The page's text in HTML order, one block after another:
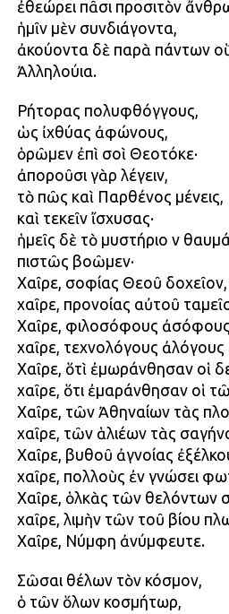
ἐθεώρει πᾶσι προσιτὸν
ἡμῖν μὲν συνδιάγοντα,
ἀκούοντα δὲ παρὰ πάντων
Ἀλληλούια.
Ρήτορας πολυφθόγγους,
ὡς ἰχθύας ἀφώνους,
ὁρῶμεν ἐπὶ σοὶ Θεοτόκε·
ἀποροῦσι γὰρ λέγειν,
τὸ πῶς καὶ Παρθένος μένεις,
καὶ τεκεῖν ἴσχυσας·
ἡμεῖς δὲ τὸ μυστήριο ν
πιστῶς βοῶμεν·
Χαῖρε, σοφίας Θεοῦ δοχεῖον,
χαῖρε, προνοίας αὐτοῦ
Χαῖρε, φιλοσόφους
χαῖρε, τεχνολόγους
Χαῖρε, ὅτὶ ἐμωράνθησαν οἱ
χαῖρε, ὅτι ἐμαράνθησαν οἱ
Χαῖρε, τῶν Ἀθηναίων τὰς
χαῖρε, τῶν ἁλιέων τὰς
Χαῖρε, βυθοῦ ἀγνοίας
χαῖρε, πολλοὺς ἐν γνώσει
Χαῖρε, ὁλκὰς τῶν θελόντων
χαῖρε, λιμὴν τῶν τοῦ βίου
Χαῖρε, Νύμφη ἀνύμφευτε.
Σῶσαι θέλων τὸν κόσμον,
ὁ τῶν ὅλων κοσμήτωρ,